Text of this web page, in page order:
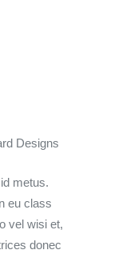
metus.
eu class
vel wisi et,
donec